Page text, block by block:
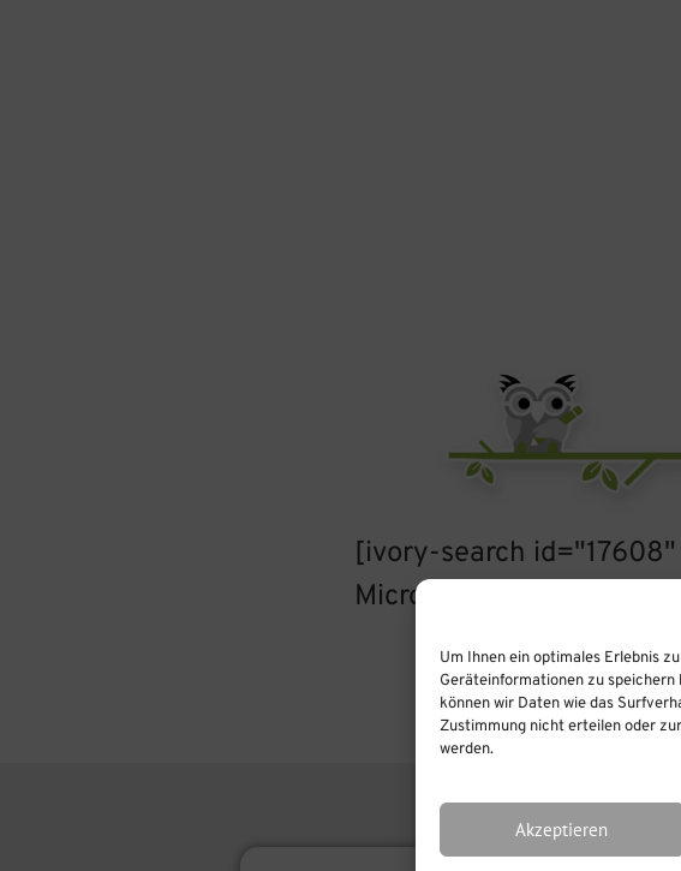
Um Ihnen ein optimales Erlebnis
Geräteinformationen zu speichern
können wir Daten wie das
Zustimmung nicht erteilen oder
werden.
Akzeptieren
[ivory-search
Microsoft"]